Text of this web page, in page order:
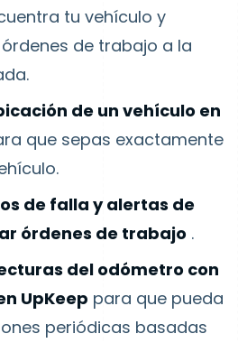
tu vehículo y
de trabajo a la
de un vehículo en
que sepas exactamente
de falla y alertas de
órdenes de trabajo .
del odómetro con
UpKeep para que pueda
periódicas basadas